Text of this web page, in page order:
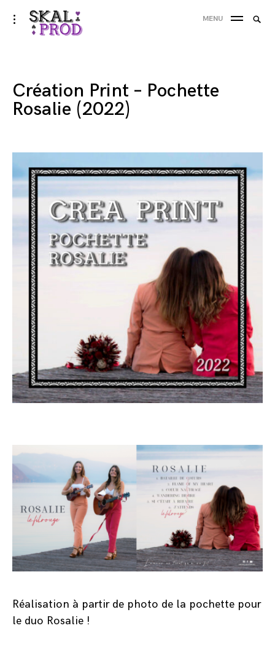
Skip
to
toggle
open/close
MENU
Création Print – Pochette
Rosalie (2022)
Réalisation à partir de photo de la pochette pour
le duo Rosalie !